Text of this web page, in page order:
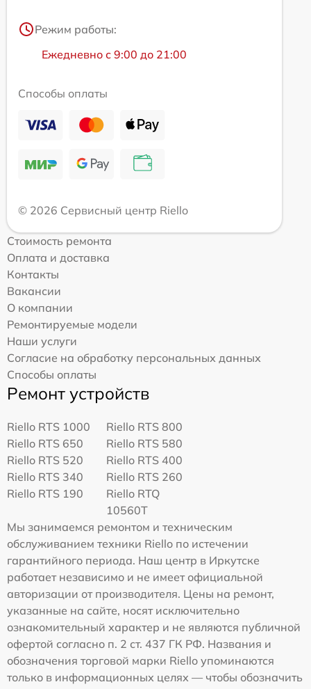
Режим работы:
Ежедневно с 9:00 до 21:00
Способы оплаты
© 2026 Сервисный центр Riello
Стоимость ремонта
Оплата и доставка
Контакты
Вакансии
О компании
Ремонтируемые модели
Наши услуги
Согласие на обработку персональных данных
Способы оплаты
Ремонт устройств
Riello RTS 1000
Riello RTS 800
Riello RTS 650
Riello RTS 580
Riello RTS 520
Riello RTS 400
Riello RTS 340
Riello RTS 260
Riello RTS 190
Riello RTQ
10560T
Мы занимаемся ремонтом и техническим
обслуживанием техники Riello по истечении
гарантийного периода. Наш центр в Иркутске
работает независимо и не имеет официальной
авторизации от производителя. Цены на ремонт,
указанные на сайте, носят исключительно
ознакомительный характер и не являются публичной
офертой согласно п. 2 ст. 437 ГК РФ. Названия и
обозначения торговой марки Riello упоминаются
только в информационных целях — чтобы обозначить